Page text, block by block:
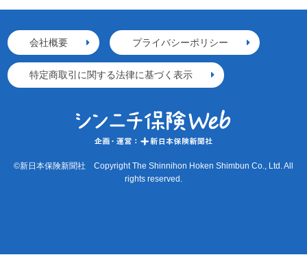
会社概要 プライバシーポリシー
特定商取引に関する法律に基づく表示
©新日本保険新聞社 Copyright The Shinnihon Hoken Shimbun Co., Ltd. All
rights reserved.